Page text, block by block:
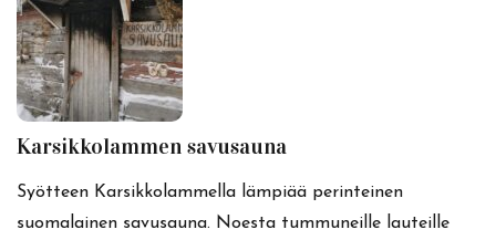
Karsikkolammen savusauna
Syötteen Karsikkolammella lämpiää perinteinen
suomalainen savusauna. Noesta tummuneille lauteille